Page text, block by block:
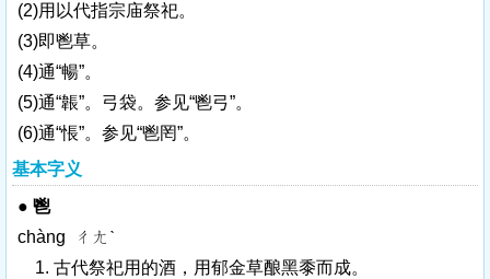
(2)用以代指宗庙祭祀。
(3)即鬯草。
(4)通“暢”。
(5)通“韔”。弓袋。参见“鬯弓”。
(6)通“悵”。参见“鬯罔”。
基本字义
● 鬯
chàng ㄔㄤˋ
1. 古代祭祀用的酒，用郁金草酿黑黍而成。